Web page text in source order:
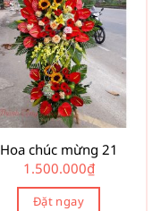
Hoa chúc mừng 21
1.500.000₫
Đặt ngay